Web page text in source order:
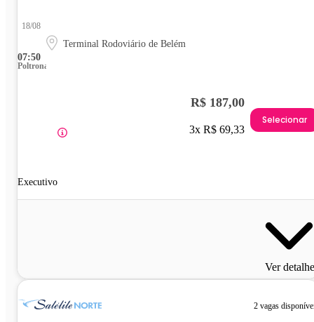
07:50
18/08
Terminal Rodoviário de Belém
Poltrona
Executivo
R$ 187,00
3x R$ 69,33
Selecionar
Ver
2 vagas